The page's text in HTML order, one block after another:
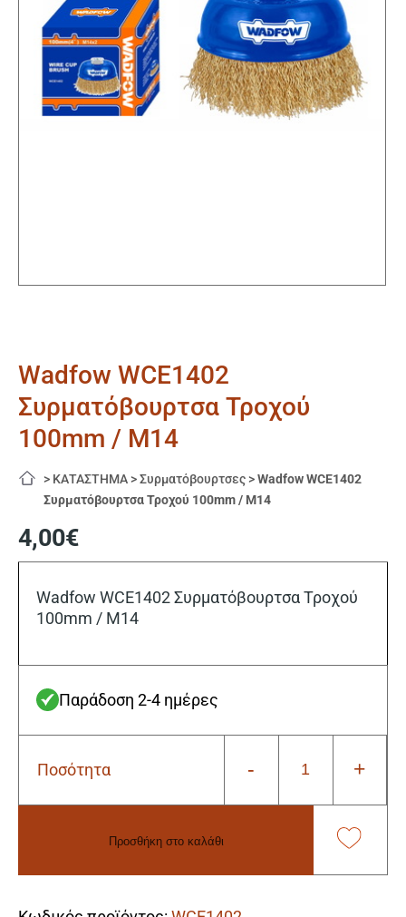
Wadfow WCE1402
Συρματόβουρτσα Τροχού
100mm / M14
> ΚΑΤΑΣΤΗΜΑ >Συρματόβουρτσες >Wadfow WCE1402
Συρματόβουρτσα Τροχού 100mm / M14
4,00€
Wadfow WCE1402 Συρματόβουρτσα Τροχού
100mm / M14
Παράδοση 2-4 ημέρες
Ποσότητα -
Wadfow
ποσότητα
+
Προσθήκη στο καλάθι